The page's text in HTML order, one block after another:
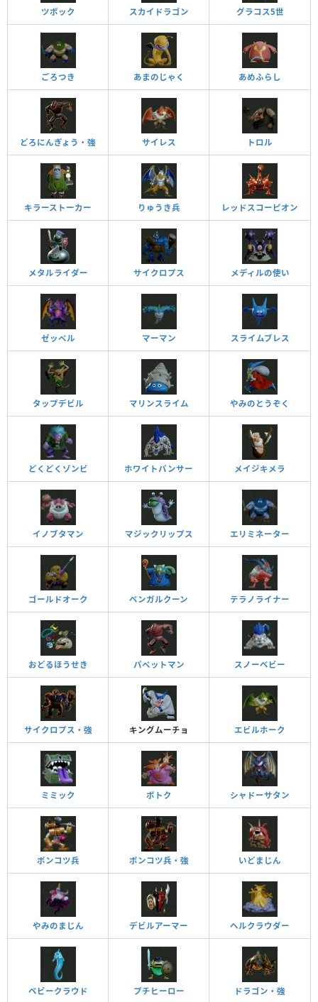
ツボック スカイドラゴン グラコス5世
ごろつき あまのじゃく あめふらし
どろにんぎょう・強 サイレス トロル
キラーストーカー りゅうき兵 レッドスコーピオン
メタルライダー サイクロプス メディルの使い
ゼッペル マーマン スライムブレス
タップデビル マリンスライム やみのとうぞく
どくどくゾンビ ホワイトパンサー メイジキメラ
イノブタマン マジックリップス エリミネーター
ゴールドオーク ベンガルクーン テラノライナー
おどるほうせき パペットマン スノーベビー
サイクロプス・強 キングムーチョ エビルホーク
ミミック ボトク シャドーサタン
ポンコツ兵 ポンコツ兵・強 いどまじん
やみのまじん デビルアーマー ヘルクラウダー
ベビークラウド プチヒーロー ドラゴン・強